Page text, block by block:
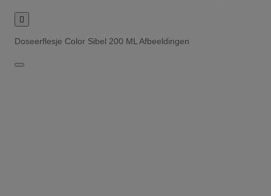

Doseerflesje Color Sibel 200 ML Afbeeldingen